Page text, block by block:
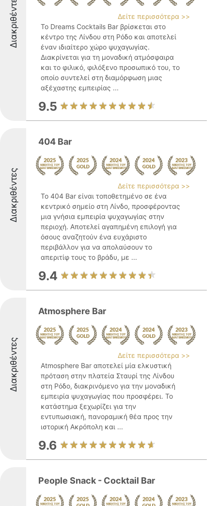
Διακριθέντες
Δείτε περισσότερα >>
Το Dreams Cocktails Bar βρίσκεται στο
κέντρο της Λίνδου στη Ρόδο και αποτελεί
έναν ιδιαίτερο χώρο ψυχαγωγίας.
Διακρίνεται για τη μοναδική ατμόσφαιρα
και το φιλικό, φιλόξενο προσωπικό του, το
οποίο συντελεί στη διαμόρφωση μιας
αξέχαστης εμπειρίας ...
9.5
Διακριθέντες
404 Bar
Δείτε περισσότερα >>
Το 404 Bar είναι τοποθετημένο σε ένα
κεντρικό σημείο στη Λίνδο, προσφέροντας
μια γνήσια εμπειρία ψυχαγωγίας στην
περιοχή. Αποτελεί αγαπημένη επιλογή για
όσους αναζητούν ένα ευχάριστο
περιβάλλον για να απολαύσουν το
απεριτίφ τους το βράδυ, με ...
9.4
Διακριθέντες
Atmosphere Bar
Δείτε περισσότερα >>
Atmosphere Bar αποτελεί μία ελκυστική
πρόταση στην πλατεία Σταυρί της Λίνδου
στη Ρόδο, διακρινόμενο για την μοναδική
εμπειρία ψυχαγωγίας που προσφέρει. Το
κατάστημα ξεχωρίζει για την
εντυπωσιακή, πανοραμική θέα προς την
ιστορική Ακρόπολη και ...
9.6
People Snack - Cocktail Bar